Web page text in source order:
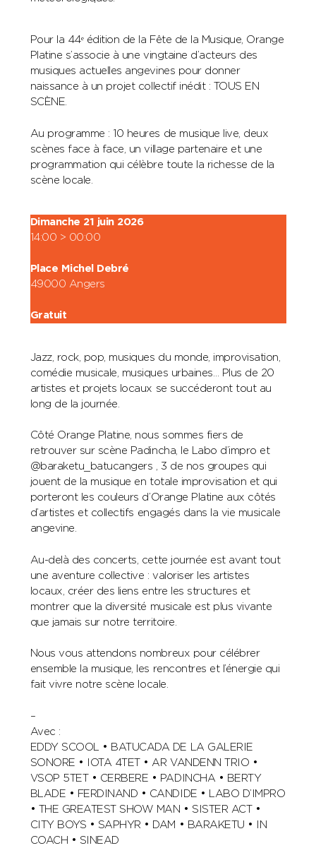
Pour la 44ᵉ édition de la Fête de la Musique, Orange
Platine s’associe à une vingtaine d’acteurs des
musiques actuelles angevines pour donner
naissance à un projet collectif inédit : TOUS EN
SCÈNE.
Au programme : 10 heures de musique live, deux
scènes face à face, un village partenaire et une
programmation qui célèbre toute la richesse de la
scène locale.
Dimanche 21 juin 2026
14:00 > 00:00
Place Michel Debré
49000 Angers
Gratuit
Jazz, rock, pop, musiques du monde, improvisation,
comédie musicale, musiques urbaines… Plus de 20
artistes et projets locaux se succéderont tout au
long de la journée.
Côté Orange Platine, nous sommes fiers de
retrouver sur scène Padincha, le Labo d’impro et
@baraketu_batucangers , 3 de nos groupes qui
jouent de la musique en totale improvisation et qui
porteront les couleurs d’Orange Platine aux côtés
d’artistes et collectifs engagés dans la vie musicale
angevine.
Au-delà des concerts, cette journée est avant tout
une aventure collective : valoriser les artistes
locaux, créer des liens entre les structures et
montrer que la diversité musicale est plus vivante
que jamais sur notre territoire.
Nous vous attendons nombreux pour célébrer
ensemble la musique, les rencontres et l’énergie qui
fait vivre notre scène locale.
–
Avec :
EDDY SCOOL • BATUCADA DE LA GALERIE
SONORE • IOTA 4TET • AR VANDENN TRIO •
VSOP 5TET • CERBERE • PADINCHA • BERTY
BLADE • FERDINAND • CANDIDE • LABO D’IMPRO
• THE GREATEST SHOW MAN • SISTER ACT •
CITY BOYS • SAPHYR • DAM • BARAKETU • IN
COACH • SINEAD